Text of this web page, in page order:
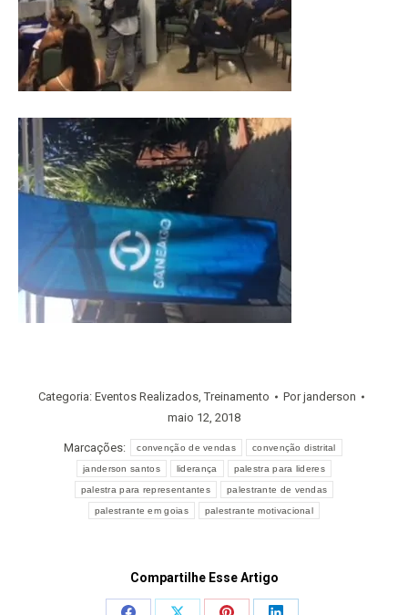
Categoria: Eventos Realizados,Treinamento Porjanderson
maio 12, 2018
Marcações: convenção de vendas convenção distrital
janderson santos liderança palestra para lideres
palestra para representantes palestrante de vendas
palestrante em goias palestrante motivacional
Compartilhe Esse Artigo